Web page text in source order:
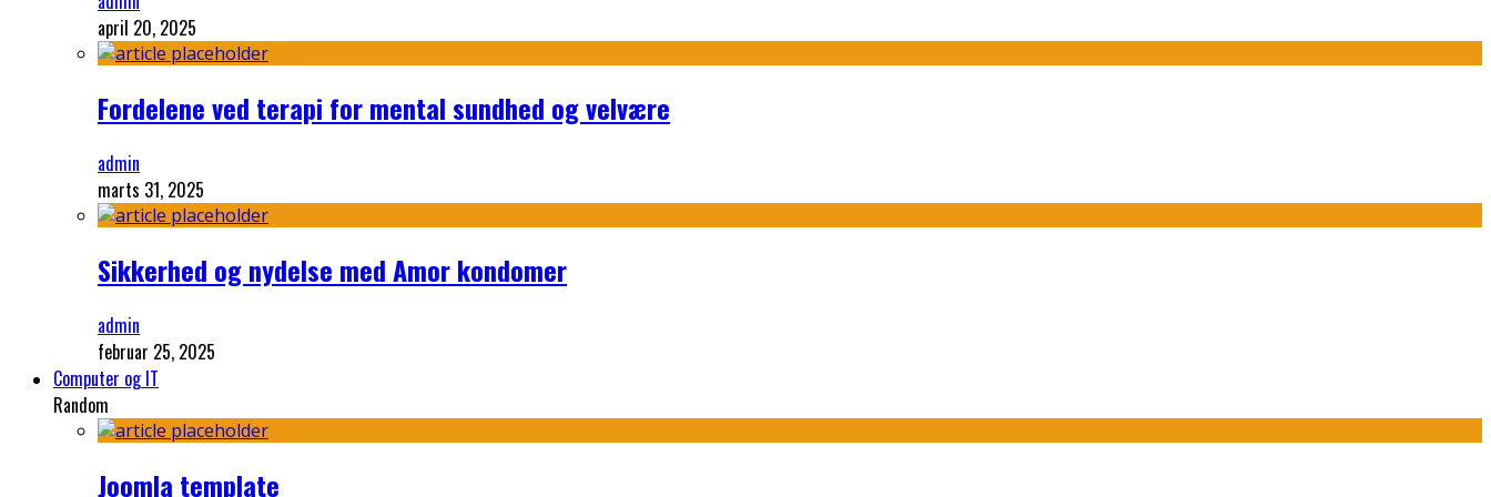
april 20, 2025
Fordelene ved terapi for mental sundhed og velvære
admin
marts 31, 2025
Sikkerhed og nydelse med Amor kondomer
admin
februar 25, 2025
Computer og IT
Random
Joomla template